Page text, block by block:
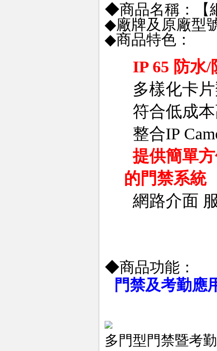
◆商品名稱：【
◆廠牌及原廠型
◆商品特色：
IP 65 防水
多樣化卡
符合低成
整合IP
提供簡單
的門禁系統
網路介面
◆商品功能：
門禁及考勤應
多門型門禁暨考